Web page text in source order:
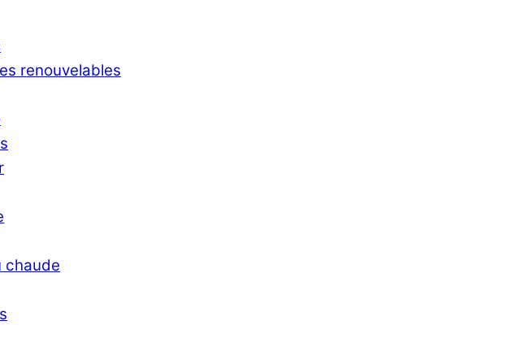
renouvelables
chaude